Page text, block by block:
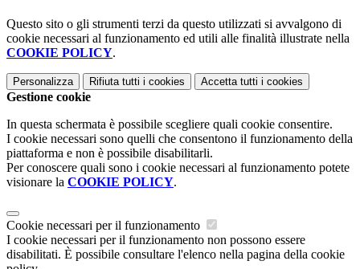
Questo sito o gli strumenti terzi da questo utilizzati si avvalgono di
cookie necessari al funzionamento ed utili alle finalità illustrate nella
COOKIE POLICY.
Personalizza Rifiuta tutti i cookies Accetta tutti i cookies
Gestione cookie
In questa schermata è possibile scegliere quali cookie consentire.
I cookie necessari sono quelli che consentono il funzionamento della
piattaforma e non è possibile disabilitarli.
Per conoscere quali sono i cookie necessari al funzionamento potete
visionare la COOKIE POLICY.
Cookie necessari per il funzionamento
I cookie necessari per il funzionamento non possono essere
disabilitati. È possibile consultare l'elenco nella pagina della cookie